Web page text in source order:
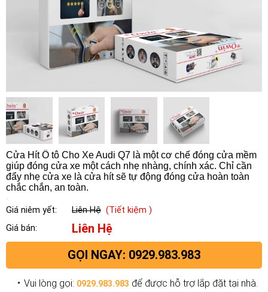
Cửa Hít Ô tô Cho Xe Audi Q7 là một cơ chế đóng cửa mềm
giúp đóng cửa xe một cách nhẹ nhàng, chính xác. Chỉ cần
đẩy nhẹ cửa xe là cửa hít sẽ tự động đóng cửa hoàn toàn
chắc chắn, an toàn.
Giá niêm yết: Liên Hệ (Tiết kiệm )
Giá bán:
Liên Hệ
GỌI NGAY: 0929.983.983
Vui lòng gọi: 0929.983.983 để được hỗ trợ lắp đặt tại nhà.